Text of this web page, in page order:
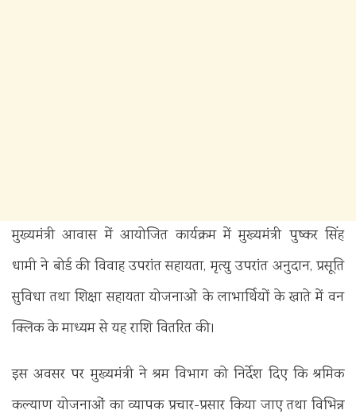
मुख्यमंत्री आवास में आयोजित कार्यक्रम में मुख्यमंत्री पुष्कर सिंह
धामी ने बोर्ड की विवाह उपरांत सहायता, मृत्यु उपरांत अनुदान, प्रसूति
सुविधा तथा शिक्षा सहायता योजनाओं के लाभार्थियों के खाते में वन
क्लिक के माध्यम से यह राशि वितरित की।
इस अवसर पर मुख्यमंत्री ने श्रम विभाग को निर्देश दिए कि श्रमिक
कल्याण योजनाओं का व्यापक प्रचार-प्रसार किया जाए तथा विभिन्न